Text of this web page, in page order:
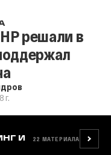
решали в
г.
И
22 МАТЕРИАЛА